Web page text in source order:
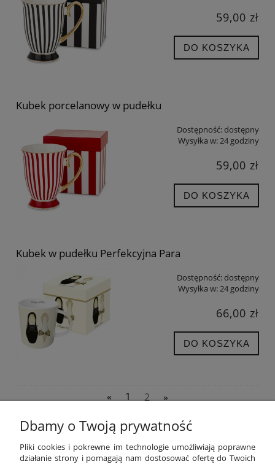
59,00 zł
DO KOSZYKA
Kubek porcelanowy w pudełku
Dostępność:dostępny
Wysyłka w:24 godziny
59,00 zł
DO KOSZYKA
Kubek w pudełku Perfekcyjna Para
Dostępność:dostępny
Wysyłka w:24 godziny
66,00 zł
DO KOSZYKA
« 1 2 »
POMOC
Dbamy o Twoją prywatność
Pliki cookies i pokrewne im technologie umożliwiają poprawne
działanie strony i pomagają nam dostosować ofertę do Twoich